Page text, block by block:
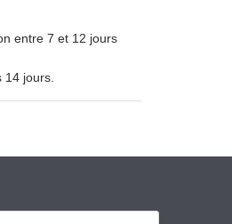
entre 7 et 12 jours
14 jours.